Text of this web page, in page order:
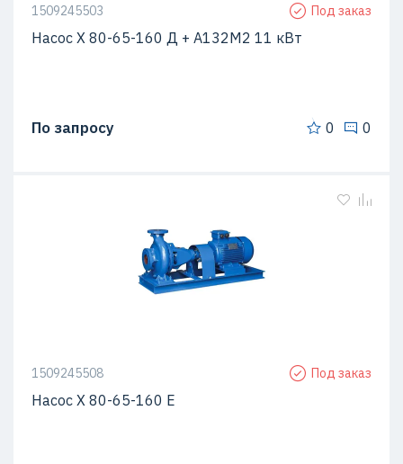
1509245503 Под заказ
Насос Х 80-65-160 Д + A132M2 11 кВт
По запросу 0 0
1509245508 Под заказ
Насос Х 80-65-160 Е